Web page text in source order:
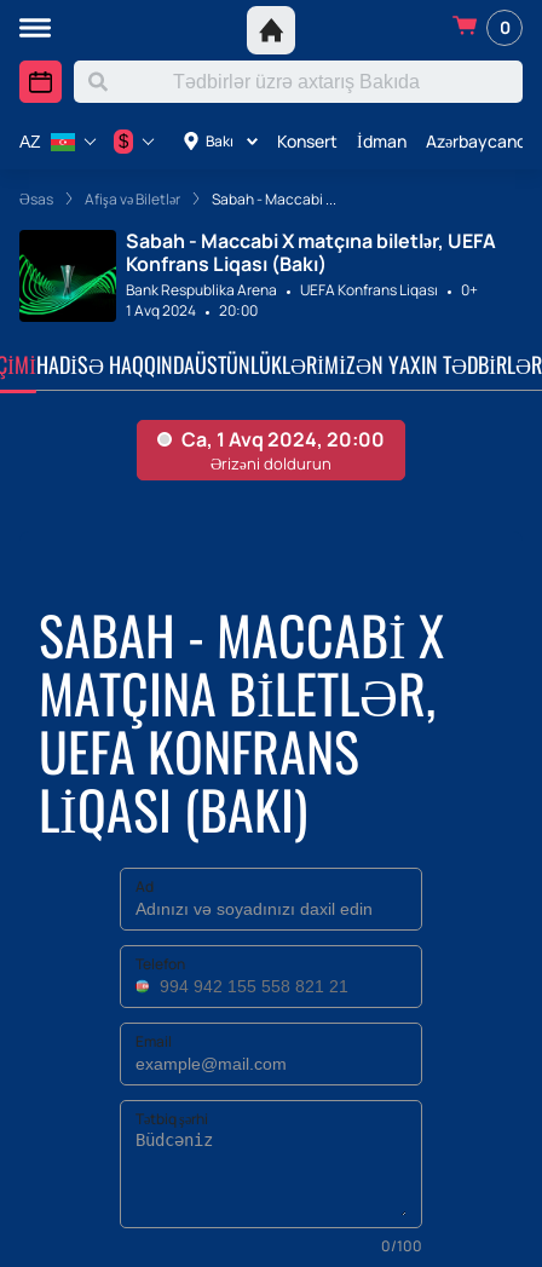
0
Bakı Konsert İdman Azərbaycanda
AZ $
Əsas Afişa və Biletlər Sabah - Maccabi ...
Sabah - Maccabi X matçına biletlər, UEFA
Konfrans Liqası (Bakı)
Bank Respublika Arena UEFA Konfrans Liqası
0+
1 Avq 2024
20:00
HADISƏ HAQQINDAÜSTÜNLÜKLƏRIMIZƏN YAXIN TƏDBIRLƏR
SABAH - MACCABI X
MATÇINA BILETLƏR,
UEFA KONFRANS
LIQASI (BAKI)
Ad
Telefon
Email
Tətbiq şərhi
0/100